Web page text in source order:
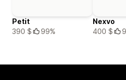
Petit
390 $
99%
Nexvo
400 $